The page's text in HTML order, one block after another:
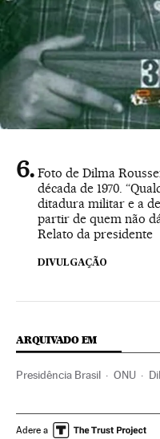
Foto de Dilma
década de 1970.
ditadura militar e a
partir de quem não
Relato da presidente
DIVULGAÇÃO
ARQUIVADO EM
Presidência Brasil ONU
Repressão política Crimes
Adere a